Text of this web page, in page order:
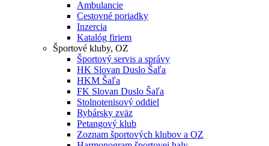
Ambulancie
Cestovné poriadky
Inzercia
Katalóg firiem
Športové kluby, OZ
Športový servis a správy
HK Slovan Duslo Šaľa
HKM Šaľa
FK Slovan Duslo Šaľa
Stolnotenisový oddiel
Rybársky zväz
Petangový klub
Zoznam športových klubov a OZ